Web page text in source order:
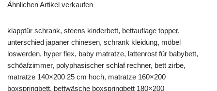
Ähnlichen Artikel verkaufen
klapptür schrank, steens kinderbett, bettauflage topper,
unterschied japaner chinesen, schrank kleidung, möbel
loswerden, hyper flex, baby matratze, lattenrost für babybett,
schöafzimmer, polyphasischer schlaf rechner, bett zirbe,
matratze 140×200 25 cm hoch, matratze 160×200
boxspringbett, bettwäsche boxspringbett 180×200